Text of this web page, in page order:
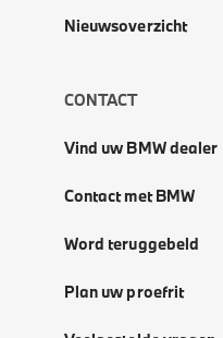
Nieuwsoverzicht
CONTACT
Vind uw BMW dealer
Contact met BMW
Word teruggebeld
Plan uw proefrit